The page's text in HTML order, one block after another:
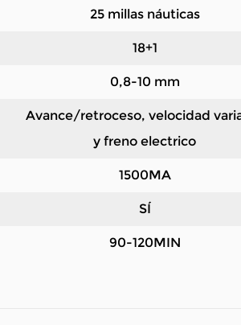
25 millas náuticas
18+1
0,8-10 mm
Avance/retroceso, velocidad
y freno electrico
1500MA
SÍ
90-120MIN